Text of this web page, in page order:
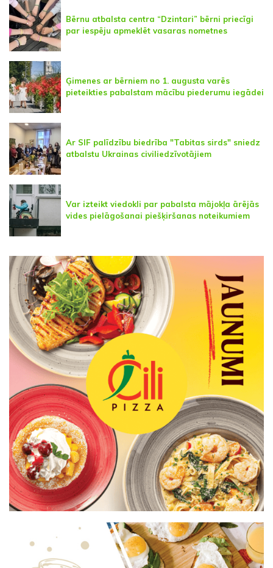
Bērnu atbalsta centra “Dzintari” bērni priecīgi
par iespēju apmeklēt vasaras nometnes
Ģimenes ar bērniem no 1. augusta varēs
pieteikties pabalstam mācību piederumu iegādei
Ar SIF palīdzību biedrība "Tabitas sirds" sniedz
atbalstu Ukrainas civiliedzīvotājiem
Var izteikt viedokli par pabalsta mājokļa ārējās
vides pielāgošanai piešķiršanas noteikumiem